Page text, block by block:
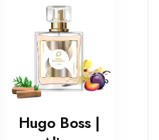
Hugo Boss |